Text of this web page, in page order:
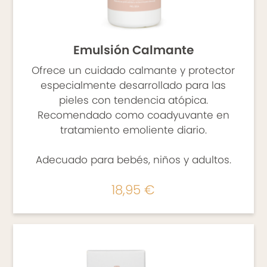
reactivas o alérgicas
– Hidratación y cuidado de la piel en el
embarazo y lactancia
– Hidratación y cuidado de la piel del
paciente diabético, oncológico y con
problemas vasculares
– Hidratación y cuidado de pieles con
tendencia acnéica
– Hidratación y cuidado de la piel tras
intervención quirúrgica
Ozonized Olive Oil, Ozonized Sunflower Seed
Emulsión Calmante
Ofrece un cuidado calmante y protector
especialmente desarrollado para las
pieles con tendencia atópica.
Recomendado como coadyuvante en
tratamiento emoliente diario.
Adecuado para bebés, niños y adultos.
18,95 €